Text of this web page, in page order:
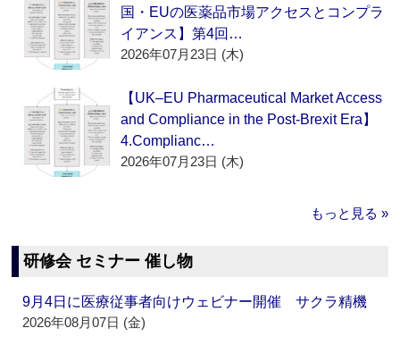
国・EUの医薬品市場アクセスとコンプラ
イアンス】第4回…
2026年07月23日 (木)
【UK–EU Pharmaceutical Market Access
and Compliance in the Post-Brexit Era】
4.Complianc…
2026年07月23日 (木)
もっと見る »
研修会 セミナー 催し物
9月4日に医療従事者向けウェビナー開催 サクラ精機
2026年08月07日 (金)